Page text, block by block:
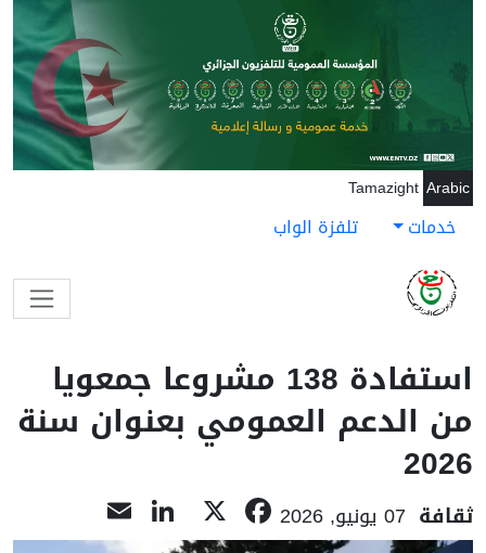
تجاوز إلى المحتوى الرئيسي
Arabic
Tamazight
خدمات تلفزة الواب
استفادة 138 مشروعا جمعويا
من الدعم العمومي بعنوان سنة
2026
ثقافة 07 يونيو, 2026 Facebook
LinkedIn